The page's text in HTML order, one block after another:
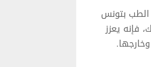
الطب بتونس
فإنه يعزز